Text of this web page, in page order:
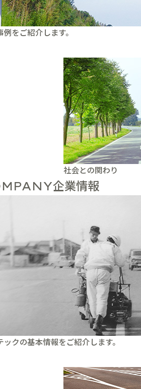
例をご紹介します。
社会との関わり
企業情報
ックの基本情報をご紹介します。